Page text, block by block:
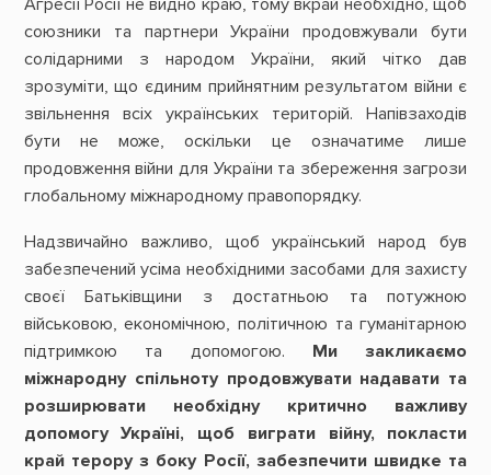
Агресії Росії не видно краю, тому вкрай необхідно, щоб
союзники та партнери України продовжували бути
солідарними з народом України, який чітко дав
зрозуміти, що єдиним прийнятним результатом війни є
звільнення всіх українських територій. Напівзаходів
бути не може, оскільки це означатиме лише
продовження війни для України та збереження загрози
глобальному міжнародному правопорядку.
Надзвичайно важливо, щоб український народ був
забезпечений усіма необхідними засобами для захисту
своєї Батьківщини з достатньою та потужною
військовою, економічною, політичною та гуманітарною
підтримкою та допомогою. Ми закликаємо
міжнародну спільноту продовжувати надавати та
розширювати необхідну критично важливу
допомогу Україні, щоб виграти війну, покласти
край терору з боку Росії, забезпечити швидке та